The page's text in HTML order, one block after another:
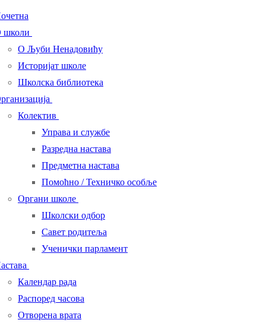
школи
О Љуби Ненадовићу
Историјат школе
Школска библиотека
Колектив
Управа и службе
Разредна настава
Предметна настава
Помоћно / Техничко особље
Органи школе
Школски одбор
Савет родитеља
Ученички парламент
Календар рада
Распоред часова
Отворена врата